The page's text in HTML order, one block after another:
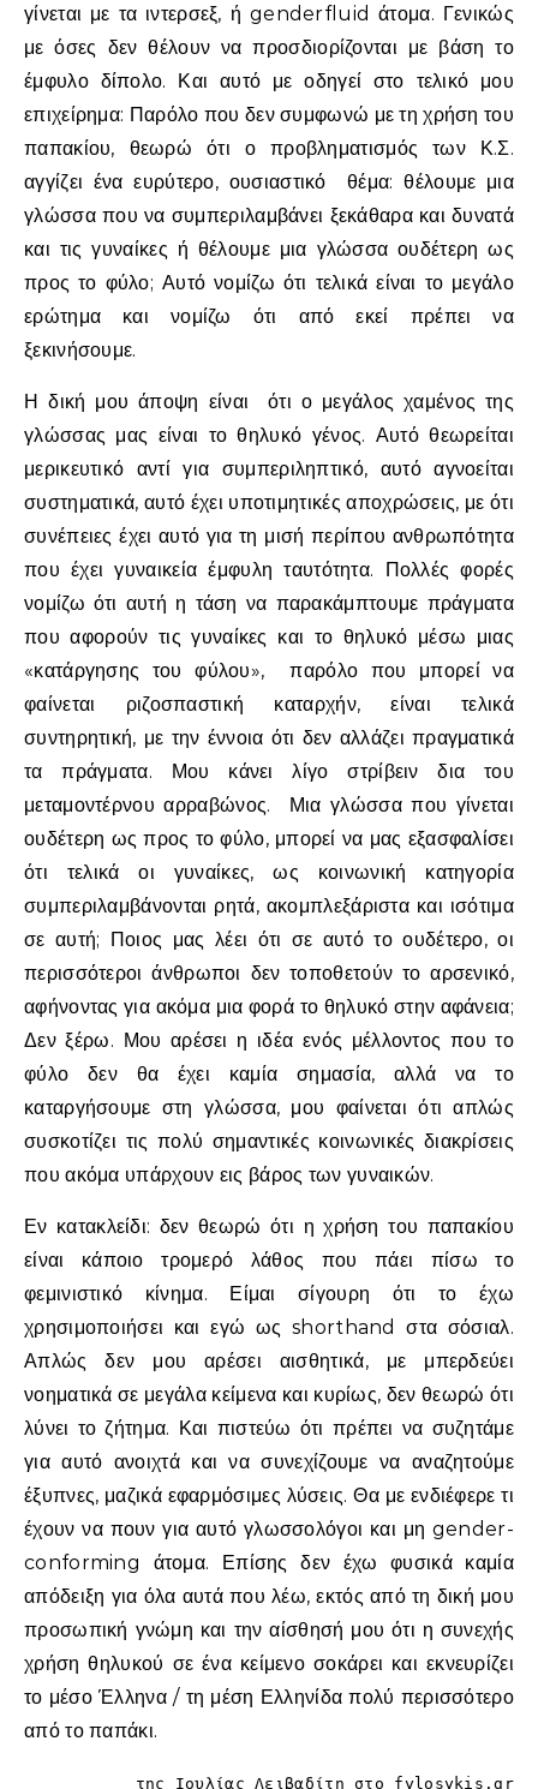
γίνεται με τα ιντερσεξ, ή genderfluid άτομα. Γενικώς
με όσες δεν θέλουν να προσδιορίζονται με βάση το
έμφυλο δίπολο. Και αυτό με οδηγεί στο τελικό μου
επιχείρημα: Παρόλο που δεν συμφωνώ με τη χρήση του
παπακίου, θεωρώ ότι ο προβληματισμός των Κ.Σ.
αγγίζει ένα ευρύτερο, ουσιαστικό θέμα: θέλουμε μια
γλώσσα που να συμπεριλαμβάνει ξεκάθαρα και δυνατά
και τις γυναίκες ή θέλουμε μια γλώσσα ουδέτερη ως
προς το φύλο; Αυτό νομίζω ότι τελικά είναι το μεγάλο
ερώτημα και νομίζω ότι από εκεί πρέπει να
ξεκινήσουμε.
Η δική μου άποψη είναι ότι ο μεγάλος χαμένος της
γλώσσας μας είναι το θηλυκό γένος. Αυτό θεωρείται
μερικευτικό αντί για συμπεριληπτικό, αυτό αγνοείται
συστηματικά, αυτό έχει υποτιμητικές αποχρώσεις, με ότι
συνέπειες έχει αυτό για τη μισή περίπου ανθρωπότητα
που έχει γυναικεία έμφυλη ταυτότητα. Πολλές φορές
νομίζω ότι αυτή η τάση να παρακάμπτουμε πράγματα
που αφορούν τις γυναίκες και το θηλυκό μέσω μιας
«κατάργησης του φύλου», παρόλο που μπορεί να
φαίνεται ριζοσπαστική καταρχήν, είναι τελικά
συντηρητική, με την έννοια ότι δεν αλλάζει πραγματικά
τα πράγματα. Μου κάνει λίγο στρίβειν δια του
μεταμοντέρνου αρραβώνος. Μια γλώσσα που γίνεται
ουδέτερη ως προς το φύλο, μπορεί να μας εξασφαλίσει
ότι τελικά οι γυναίκες, ως κοινωνική κατηγορία
συμπεριλαμβάνονται ρητά, ακομπλεξάριστα και ισότιμα
σε αυτή; Ποιος μας λέει ότι σε αυτό το ουδέτερο, οι
περισσότεροι άνθρωποι δεν τοποθετούν το αρσενικό,
αφήνοντας για ακόμα μια φορά το θηλυκό στην αφάνεια;
Δεν ξέρω. Μου αρέσει η ιδέα ενός μέλλοντος που το
φύλο δεν θα έχει καμία σημασία, αλλά να το
καταργήσουμε στη γλώσσα, μου φαίνεται ότι απλώς
συσκοτίζει τις πολύ σημαντικές κοινωνικές διακρίσεις
που ακόμα υπάρχουν εις βάρος των γυναικών.
Εν κατακλείδι: δεν θεωρώ ότι η χρήση του παπακίου
είναι κάποιο τρομερό λάθος που πάει πίσω το
φεμινιστικό κίνημα. Είμαι σίγουρη ότι το έχω
χρησιμοποιήσει και εγώ ως shorthand στα σόσιαλ.
Απλώς δεν μου αρέσει αισθητικά, με μπερδεύει
νοηματικά σε μεγάλα κείμενα και κυρίως, δεν θεωρώ ότι
λύνει το ζήτημα. Και πιστεύω ότι πρέπει να συζητάμε
για αυτό ανοιχτά και να συνεχίζουμε να αναζητούμε
έξυπνες, μαζικά εφαρμόσιμες λύσεις. Θα με ενδιέφερε τι
έχουν να πουν για αυτό γλωσσολόγοι και μη gender-
conforming άτομα. Επίσης δεν έχω φυσικά καμία
απόδειξη για όλα αυτά που λέω, εκτός από τη δική μου
προσωπική γνώμη και την αίσθησή μου ότι η συνεχής
χρήση θηλυκού σε ένα κείμενο σοκάρει και εκνευρίζει
το μέσο Έλληνα / τη μέση Ελληνίδα πολύ περισσότερο
από το παπάκι.
της Ιουλίας Λειβαδίτη στο fylosykis.gr